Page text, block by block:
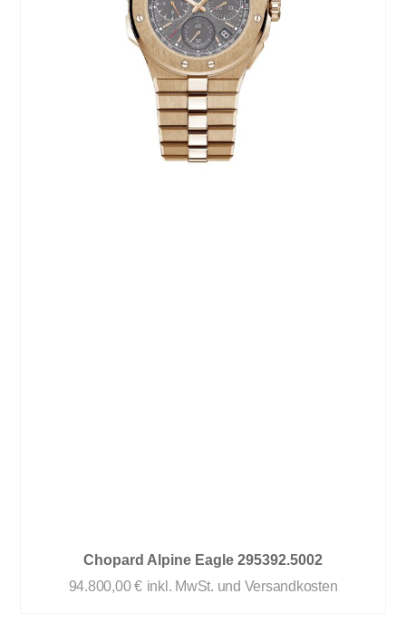
Reset
Chopard Alpine Eagle 295392.5002
94.800,00€ inkl. MwSt. und Versandkosten